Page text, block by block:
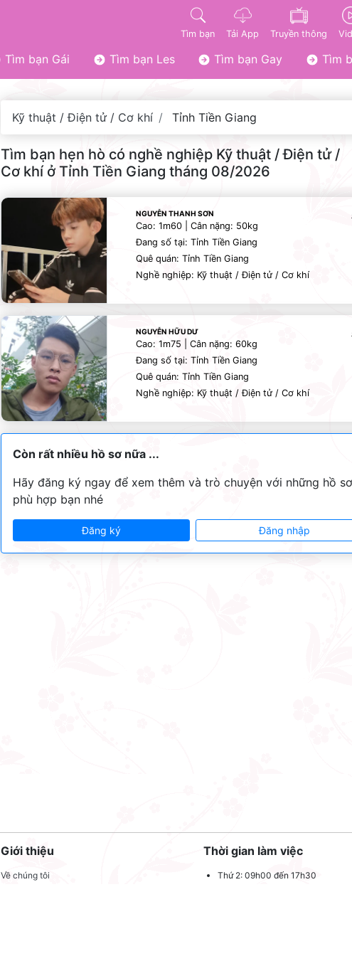
Tìm bạn Tải App Truyền thông
Tìm bạn Gái Tìm bạn Les Tìm bạn Gay Tìm
Kỹ thuật / Điện tử / Cơ khí Tỉnh Tiền Giang
Tìm bạn hẹn hò có nghề nghiệp Kỹ thuật / Điện tử /
Cơ khí ở Tỉnh Tiền Giang tháng 08/2026
NGUYỄN THANH SƠN
Cao: 1m60 | Cân nặng: 50kg
Đang số tại: Tỉnh Tiền Giang
Quê quán: Tỉnh Tiền Giang
Nghề nghiệp: Kỹ thuật / Điện tử / Cơ khí
NGUYỄN HỮU DƯ
Cao: 1m75 | Cân nặng: 60kg
Đang số tại: Tỉnh Tiền Giang
Quê quán: Tỉnh Tiền Giang
Nghề nghiệp: Kỹ thuật / Điện tử / Cơ khí
Còn rất nhiều hồ sơ nữa ...
Hãy đăng ký ngay để xem thêm và trò chuyện với những hồ sơ
phù hợp bạn nhé
Đăng ký Đăng nhập
Giới thiệu
Về chúng tôi
Thời gian làm việc
Thứ 2: 09h00 đến 17h30